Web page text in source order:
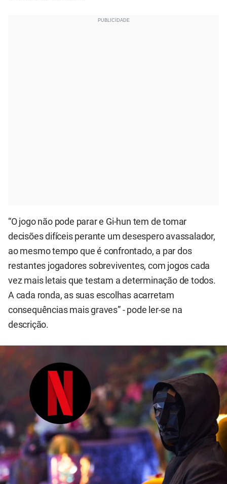
“O jogo não pode parar e Gi-hun tem de tomar
decisões difíceis perante um desespero avassalador,
ao mesmo tempo que é confrontado, a par dos
restantes jogadores sobreviventes, com jogos cada
vez mais letais que testam a determinação de todos.
A cada ronda, as suas escolhas acarretam
consequências mais graves” - pode ler-se na
descrição.